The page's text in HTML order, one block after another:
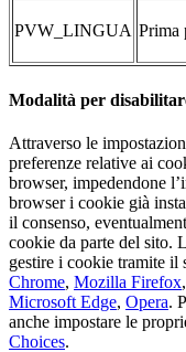
PVW_LINGUA Prima
Modalità per
Attraverso le
preferenze relative ai
browser, impedendone
browser i cookie già
il consenso,
cookie da parte del sito.
gestire i cookie tramite il
Chrome, Mozilla Firefox,
Microsoft Edge, Opera.
anche impostare le
Choices.